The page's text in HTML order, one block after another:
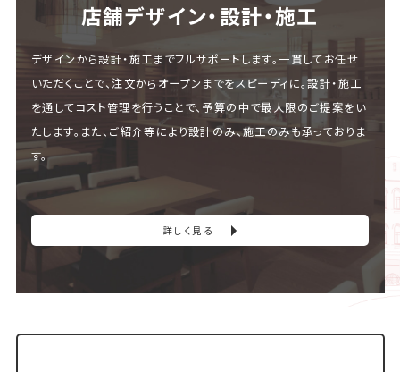
店舗デザイン・設計・施⼯
デザインから設計・施工までフルサポートします。一貫してお任せ
いただくことで、注文からオープンまでをスピーディに。設計・施工
を通してコスト管理を行うことで、予算の中で最大限のご提案をい
たします。また、ご紹介等により設計のみ、施工のみも承っておりま
す。
詳しく見る